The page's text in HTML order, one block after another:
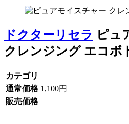
ドクターリセラ ピュ
クレンジング エコボ
カテゴリ
通常価格 1,100円
販売価格